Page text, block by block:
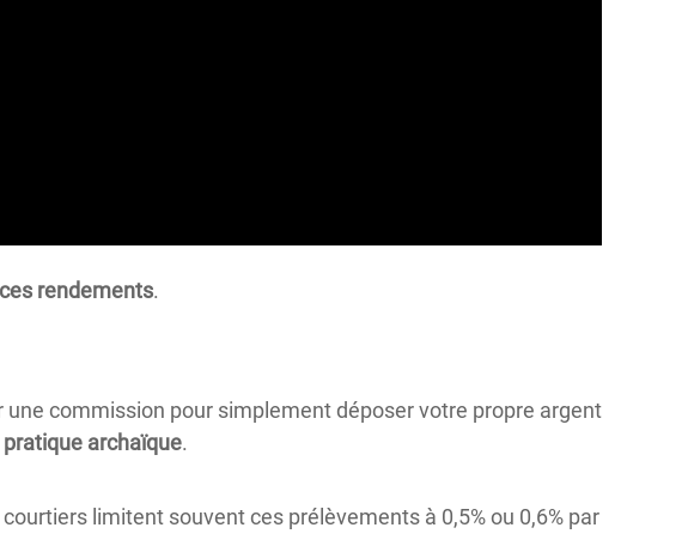
rendements.
commission pour simplement déposer votre propre argent
archaïque.
limitent souvent ces prélèvements à 0,5% ou 0,6% par